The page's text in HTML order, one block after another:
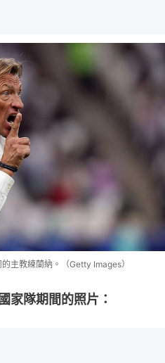
主教練蘭納。（Getty Images）
家隊期間的照片：